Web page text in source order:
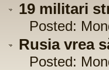
19 militari
Posted:
Rusia vrea
Posted: